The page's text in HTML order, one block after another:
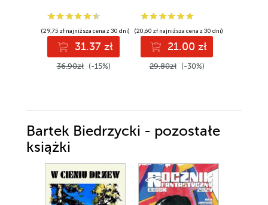
(29,75 zł najniższa cena z 30 dni)
31.37 zł
36.90zł (-15%)
(20,60 zł najniższa cena z 30 dni)
21.00 zł
29.80zł (-30%)
Bartek Biedrzycki - pozostałe
książki